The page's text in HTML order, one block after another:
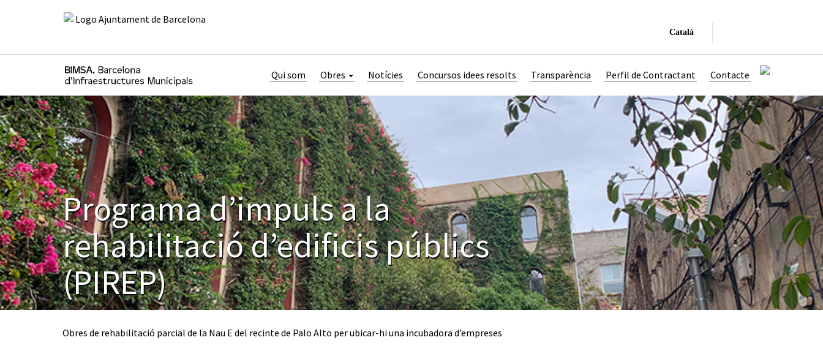
Català
Qui som Obres Notícies Concursos idees resolts Transparència Perfil de Contractant Contacte
Programa d’impuls a la
rehabilitació d’edificis públics
(PIREP)
Obres de rehabilitació parcial de la Nau E del recinte de Palo Alto per ubicar-hi una incubadora d’empreses